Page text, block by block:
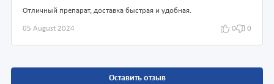
Отличный препарат, доставка быстрая и удобная.
05 August 2024 0 0
Оставить отзыв